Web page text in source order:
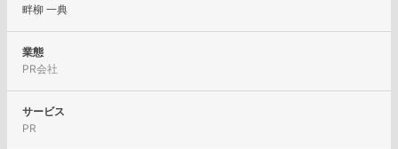
畔柳 一典
業態
PR会社
サービス
PR